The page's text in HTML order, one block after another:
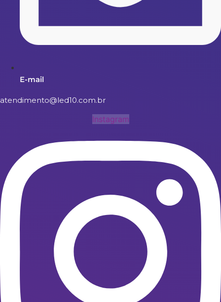
E-mail
atendimento@led10.com.br
Instagram